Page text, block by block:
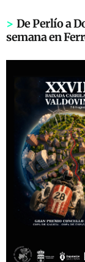
> De Perlío a
semana en